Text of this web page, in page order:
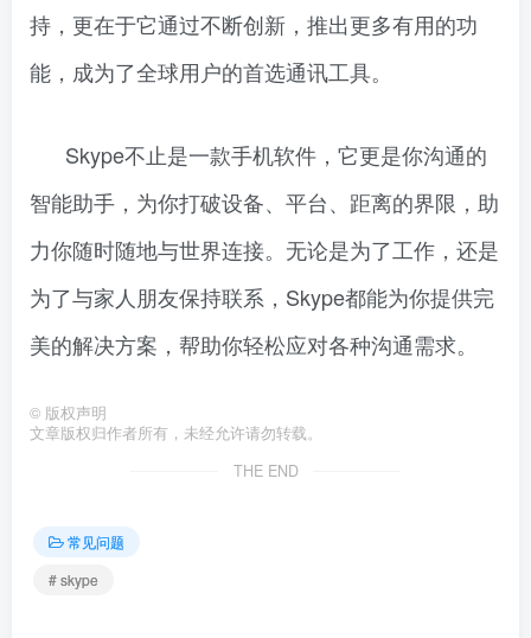
持，更在于它通过不断创新，推出更多有用的功
能，成为了全球用户的首选通讯工具。
Skype不止是一款手机软件，它更是你沟通的
智能助手，为你打破设备、平台、距离的界限，助
力你随时随地与世界连接。无论是为了工作，还是
为了与家人朋友保持联系，Skype都能为你提供完
美的解决方案，帮助你轻松应对各种沟通需求。
© 版权声明
文章版权归作者所有，未经允许请勿转载。
THE END
常见问题
# skype